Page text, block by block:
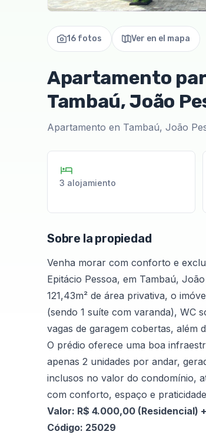
16 fotos Ver en el mapa
Apartamento
Tambaú, João
Apartamento en Tambaú, João
3 alojamiento
Sobre la propiedad
Venha morar com conforto e
Epitácio Pessoa, em Tambaú,
121,43m² de área privativa, o
(sendo 1 suíte com varanda), WC
vagas de garagem cobertas, além
O prédio oferece uma boa
apenas 2 unidades por andar,
inclusos no valor do condomínio,
com conforto, espaço e
Valor: R$ 4.000,00 (Residencial)
Código: 25029